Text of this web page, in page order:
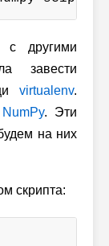
с другими
завести
virtualenv.
NumPy. Эти
на них
скрипта: